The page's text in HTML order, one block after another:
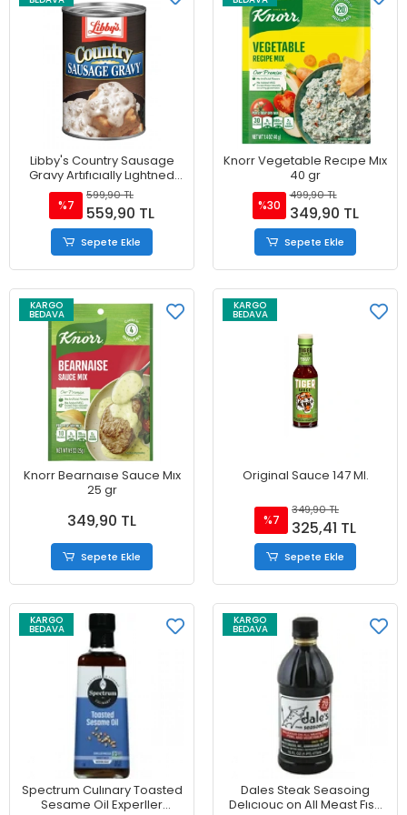
Libby's Country Sausage
Gravy Artıfıcıally Lıghtned
425 gr
%7
599,90 TL
559,90 TL
Sepete Ekle
Knorr Vegetable Recıpe Mıx
40 gr
%30
499,90 TL
349,90 TL
Sepete Ekle
KARGO
BEDAVA
Knorr Bearnaıse Sauce Mıx
25 gr
349,90 TL
Sepete Ekle
KARGO
BEDAVA
Original Sauce 147 Ml.
%7
349,90 TL
325,41 TL
Sepete Ekle
KARGO
BEDAVA
Spectrum Culınary Toasted
Sesame Oil Experller
KARGO
BEDAVA
Dales Steak Seasoing
Delıcıouc on All Meast Fısh